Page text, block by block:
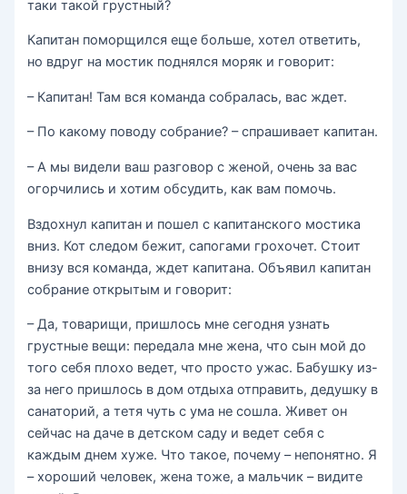
таки такой грустный?
Капитан поморщился еще больше, хотел ответить,
но вдруг на мостик поднялся моряк и говорит:
– Капитан! Там вся команда собралась, вас ждет.
– По какому поводу собрание? – спрашивает капитан.
– А мы видели ваш разговор с женой, очень за вас
огорчились и хотим обсудить, как вам помочь.
Вздохнул капитан и пошел с капитанского мостика
вниз. Кот следом бежит, сапогами грохочет. Стоит
внизу вся команда, ждет капитана. Объявил капитан
собрание открытым и говорит:
– Да, товарищи, пришлось мне сегодня узнать
грустные вещи: передала мне жена, что сын мой до
того себя плохо ведет, что просто ужас. Бабушку из-
за него пришлось в дом отдыха отправить, дедушку в
санаторий, а тетя чуть с ума не сошла. Живет он
сейчас на даче в детском саду и ведет себя с
каждым днем хуже. Что такое, почему – непонятно. Я
– хороший человек, жена тоже, а мальчик – видите